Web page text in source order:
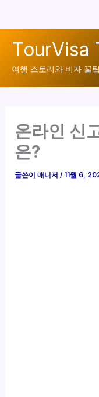
TourVisa
여행 스토리와 비자 꿀
온라인 신
은?
글쓴이매니저/ 11월 6,